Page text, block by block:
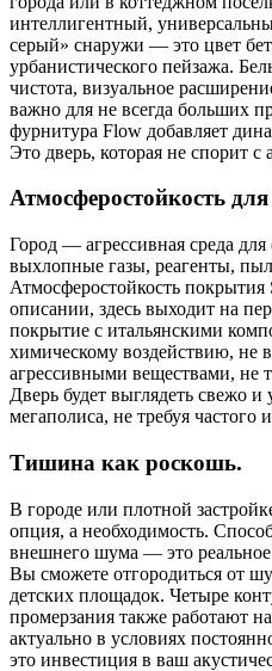
интеллигентный,
серый» снаружи — это цвет
урбанистического пейзажа.
чистота, визуальное
важно для не всегда больших
фурнитура Flow добавляет
Это дверь, которая не спорит с
Атмосферостойкость
Город — агрессивная среда
выхлопные газы, реагенты,
Атмосферостойкость покрытия
описании, здесь выходит на
покрытие с итальянскими
химическому воздействию, не
агрессивными веществами, не
Дверь будет выглядеть свежо
мегаполиса, не требуя
Тишина как роскошь.
В городе или плотной
опция, а необходимость.
внешнего шума — это
Вы сможете отгородиться от
детских площадок. Четыре
промерзания также работают
актуально в условиях
это инвестиция в ваш